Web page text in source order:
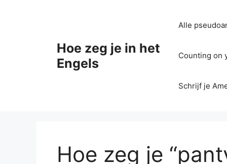
Hoe zeg je in het
Engels
Alle
Counting on
Schrijf je
Hoe zeg je